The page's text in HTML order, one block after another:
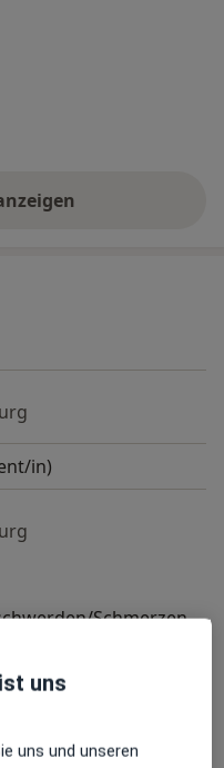
Erfahrungen
in)
Schmerzen
uns
uns und unseren